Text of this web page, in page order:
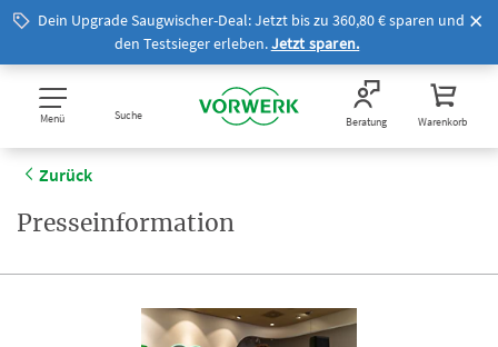
Dein Upgrade Saugwischer-Deal: Jetzt bis zu 360,80 € sparen und
den Testsieger erleben.Jetzt sparen.
Menü Suche Beratung Warenkorb
Zurück
Presseinformation